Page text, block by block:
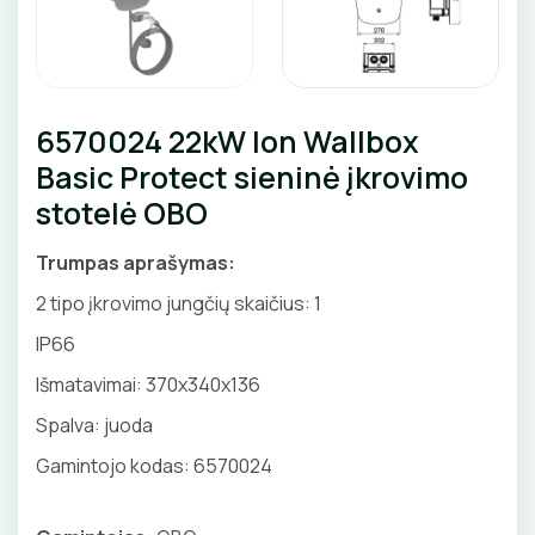
Pirties apšvietimas
Augalų apšvietimas
Valdikliai, pulteliai
Judesio davikliai
GNYBTAI
KABELIAI, LAIDAI
ILGIKLIAI/ KIŠTUKAI
IZOLIACINĖS JUOSTOS
TERMO VAMZDELIAI, PIRŠTINĖS
Priedai
AUTOMATINIAI JUNGIKLIAI
KIRTIKLIAI
SKAITIKLIAI
VARIKLIO JUNGIKLIAI
MYGTUKAI
6570024 22kW Ion Wallbox
Basic Protect sieninė įkrovimo
stotelė OBO
Trumpas aprašymas:
2 tipo įkrovimo jungčių skaičius: 1
IP66
Išmatavimai: 370x340x136
Spalva: juoda
Gamintojo kodas: 6570024